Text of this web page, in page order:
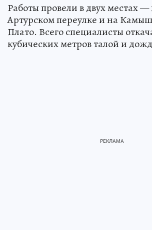
Работы провели в двух местах
Артурском переулке и на
Плато. Всего специалисты
кубических метров талой и